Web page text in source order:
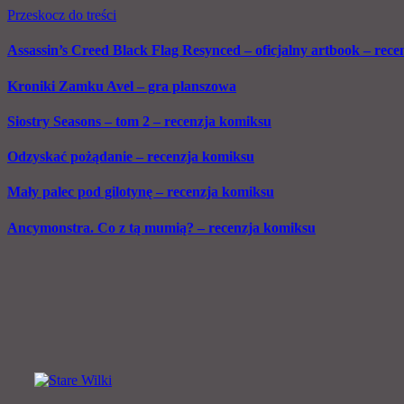
Przeskocz do treści
Assassin’s Creed Black Flag Resynced – oficjalny artbook –
Kroniki Zamku Avel – gra planszowa
Siostry Seasons – tom 2 – recenzja komiksu
Odzyskać pożądanie – recenzja komiksu
Mały palec pod gilotynę – recenzja komiksu
Ancymonstra. Co z tą mumią? – recenzja komiksu